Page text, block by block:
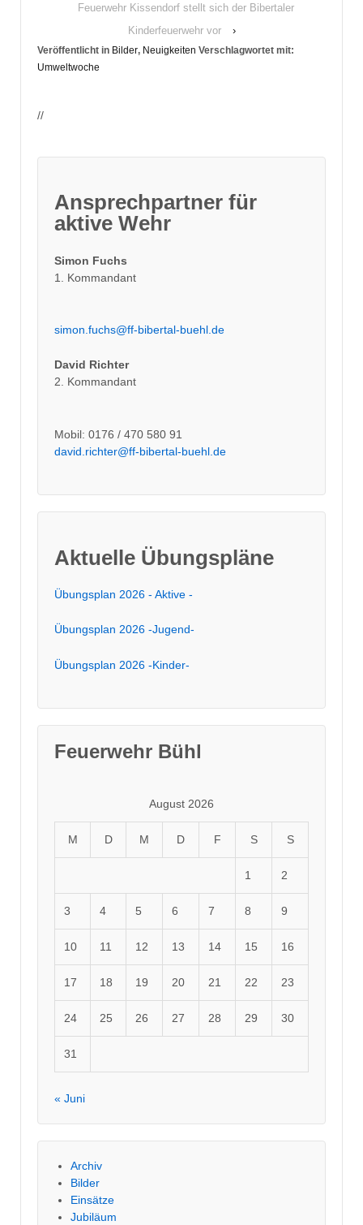
Feuerwehr Kissendorf stellt sich der Bibertaler
Kinderfeuerwehr vor
›
Veröffentlicht in Bilder, Neuigkeiten Verschlagwortet mit:
Umweltwoche
//
Ansprechpartner für
aktive Wehr
Simon Fuchs
1. Kommandant
simon.fuchs@ff-bibertal-buehl.de
David Richter
2. Kommandant
Mobil: 0176 / 470 580 91
david.richter@ff-bibertal-buehl.de
Aktuelle Übungspläne
Übungsplan 2026 - Aktive -
Übungsplan 2026 -Jugend-
Übungsplan 2026 -Kinder-
Feuerwehr Bühl
August 2026
M D M D F S S
1 2
3 4 5 6 7 8 9
10 11 12 13 14 15 16
17 18 19 20 21 22 23
24 25 26 27 28 29 30
31
« Juni
Archiv
Bilder
Einsätze
Jubiläum